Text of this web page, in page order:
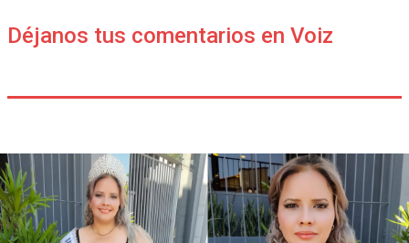
Déjanos tus comentarios en Voiz